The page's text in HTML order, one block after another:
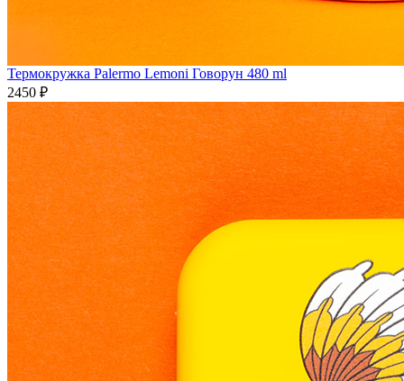
Термокружка Palermo Lemoni Говорун 480 ml
2450 ₽